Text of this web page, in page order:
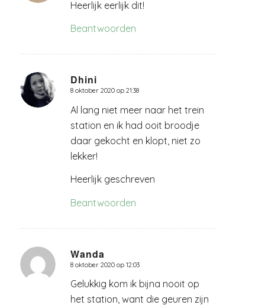
Heerlijk eerlijk dit!
Beantwoorden
Dhini
zegt:
8 oktober 2020 op 21:38
Al lang niet meer naar het trein
station en ik had ooit broodje
daar gekocht en klopt, niet zo
lekker!
Heerlijk geschreven
Beantwoorden
Wanda
zegt:
8 oktober 2020 op 12:03
Gelukkig kom ik bijna nooit op
het station, want die geuren zijn